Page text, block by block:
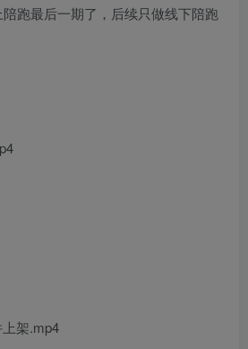
跑最后一期了，后续只做线下陪跑
架.mp4